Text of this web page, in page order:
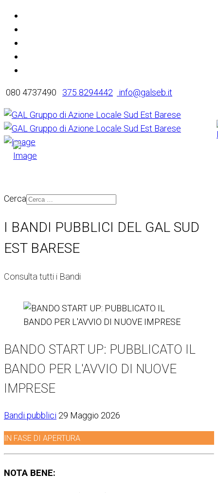
080 4737490 375 8294442 info@galseb.it
Cerca
I BANDI PUBBLICI DEL GAL SUD
EST BARESE
Consulta tutti i Bandi
BANDO START UP: PUBBLICATO IL
BANDO PER L'AVVIO DI NUOVE
IMPRESE
Bandi pubblici 29 Maggio 2026
IN FASE DI APERTURA
NOTA BENE: